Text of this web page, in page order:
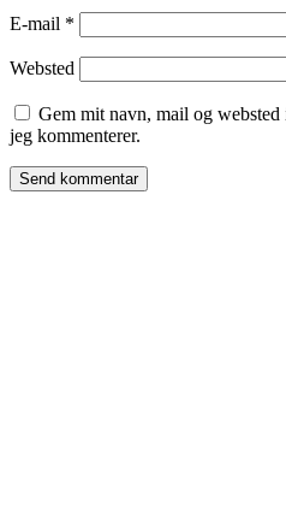
E-mail *
Websted
Gem mit navn, mail og
jeg kommenterer.